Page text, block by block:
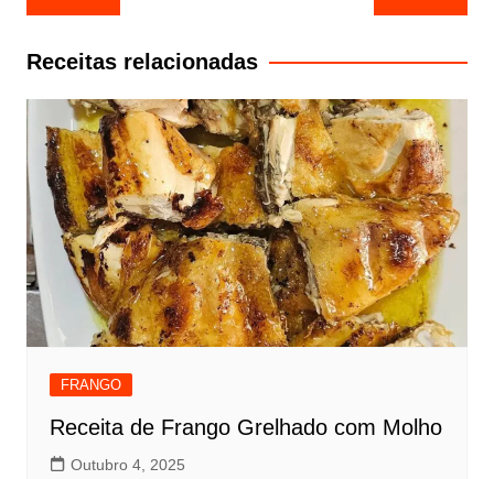
de
artigos
Receitas relacionadas
FRANGO
Receita de Frango Grelhado com Molho
Outubro 4, 2025